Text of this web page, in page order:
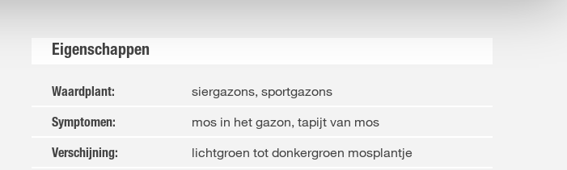
Eigenschappen
Waardplant: siergazons, sportgazons
Symptomen: mos in het gazon, tapijt van mos
Verschijning: lichtgroen tot donkergroen mosplantje